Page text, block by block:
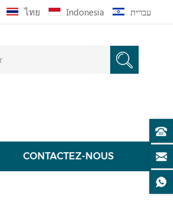
ไทย Indonesia עברית
CONTACTEZ-NOUS